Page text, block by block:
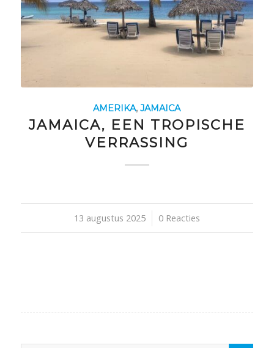
AMERIKA,JAMAICA
JAMAICA, EEN TROPISCHE
VERRASSING
13 augustus 2025
/ 0 Reacties